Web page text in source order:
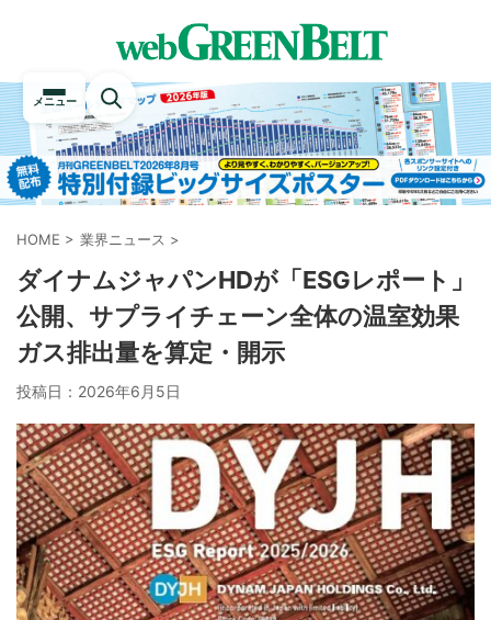
メニュー
HOME > 業界ニュース >
ダイナムジャパンHDが「ESGレポート」
公開、サプライチェーン全体の温室効果
ガス排出量を算定・開示
投稿日： 2026年6月5日